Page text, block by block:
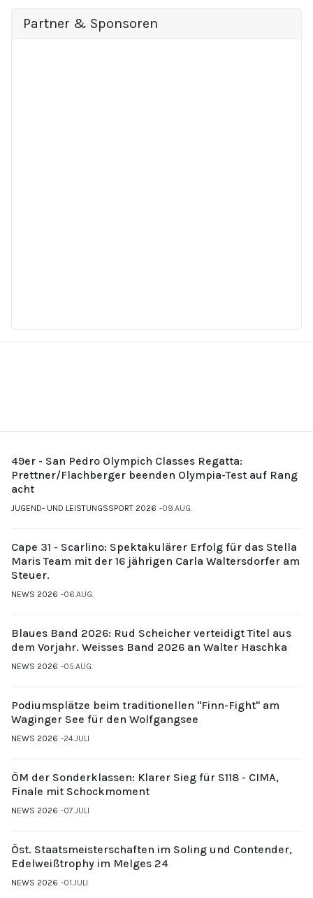
Partner & Sponsoren
49er - San Pedro Olympich Classes Regatta:
Prettner/Flachberger beenden Olympia-Test auf Rang
acht
JUGEND- UND LEISTUNGSSPORT 2026 09.AUG.
Cape 31 - Scarlino: Spektakulärer Erfolg für das Stella
Maris Team mit der 16 jährigen Carla Waltersdorfer am
Steuer.
NEWS 2026 06.AUG.
Blaues Band 2026: Rud Scheicher verteidigt Titel aus
dem Vorjahr. Weisses Band 2026 an Walter Haschka
NEWS 2026 05.AUG.
Podiumsplätze beim traditionellen "Finn-Fight" am
Waginger See für den Wolfgangsee
NEWS 2026 24.JULI
ÖM der Sonderklassen: Klarer Sieg für S118 - CIMA,
Finale mit Schockmoment
NEWS 2026 07.JULI
Öst. Staatsmeisterschaften im Soling und Contender,
Edelweißtrophy im Melges 24
NEWS 2026 01.JULI